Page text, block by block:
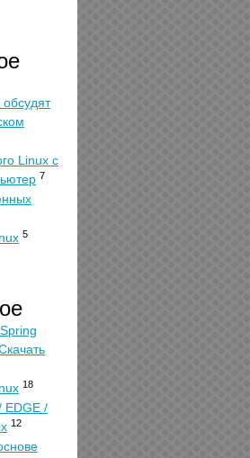
Linux с
7
5
18
EDGE /
12